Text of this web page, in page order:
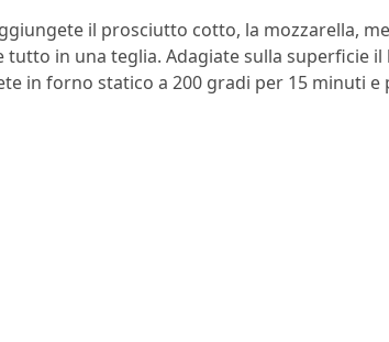
il prosciutto cotto, la mozzarella,
tutto in una teglia. Adagiate sulla superficie il
in forno statico a 200 gradi per 15 minuti e